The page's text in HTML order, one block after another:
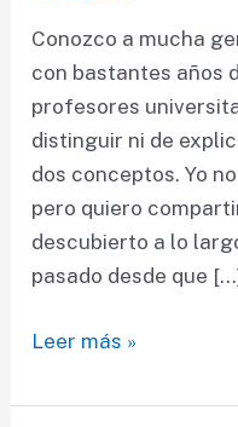
Conozco a mucha
con bastantes años
profesores
distinguir ni de
dos conceptos. Yo
pero quiero
descubierto a lo
pasado desde que
Al
puedes
Leer más »